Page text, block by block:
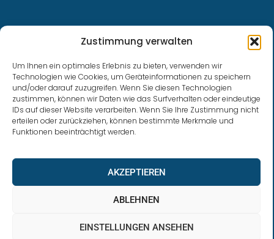
Zustimmung verwalten
Um Ihnen ein optimales Erlebnis zu bieten, verwenden wir
Technologien wie Cookies, um Geräteinformationen zu speichern
und/oder darauf zuzugreifen. Wenn Sie diesen Technologien
zustimmen, können wir Daten wie das Surfverhalten oder eindeutige
IDs auf dieser Website verarbeiten. Wenn Sie Ihre Zustimmung nicht
erteilen oder zurückziehen, können bestimmte Merkmale und
Funktionen beeinträchtigt werden.
AKZEPTIEREN
ABLEHNEN
EINSTELLUNGEN ANSEHEN
0228 / 915 614 81
klaus.buhl@libra-invest.de
LIBRAInvest © 2023 | Design by SOFTWARESTUBE